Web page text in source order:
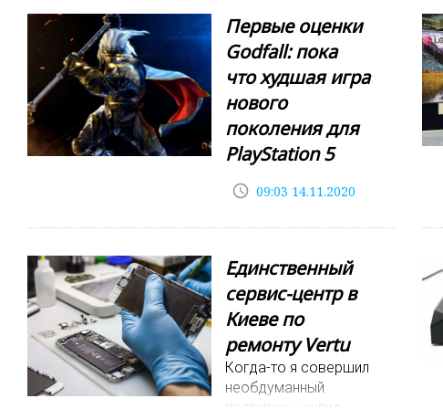
Первые оценки
Godfall: пока
что худшая игра
нового
поколения для
PlayStation 5
анонс Godfall
предостаточно,
а последние проекты
жанра не выделяются
оригинальностью.
Судя по первым
отзывам прессы,
чуйка не подвела. Как
оценил
access_time 09:03 14.11.2020
Единственный
сервис-центр в
Киеве по
ремонту Vertu
Когда-то я совершил
необдуманный